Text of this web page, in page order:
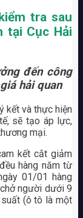
tra sau
tại Cục Hải
đến công
hải quan
kết và thực hiện
sẽ tạo áp lực,
mại.
kết cắt giảm
hàng năm từ
01/01 hàng
người dưới 9
(ô tô là một